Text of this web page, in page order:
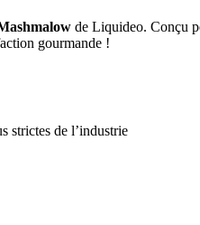
de Liquideo. Conçu
gourmande !
strictes de l’industrie